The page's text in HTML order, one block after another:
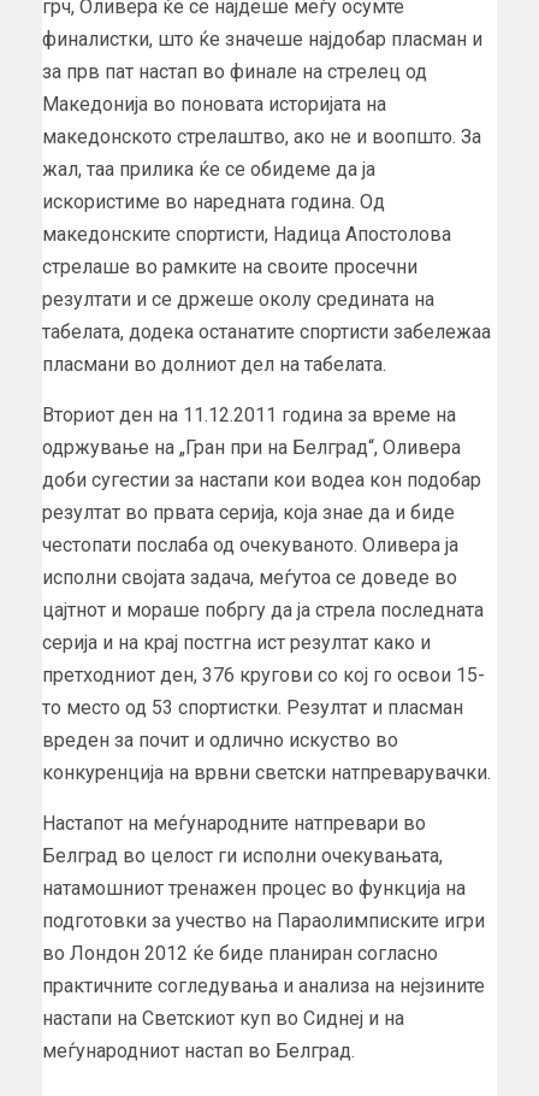
грч, Оливера ќе се најдеше меѓу осумте
финалистки, што ќе значеше најдобар пласман и
за прв пат настап во финале на стрелец од
Македонија во поновата историјата на
македонското стрелаштво, ако не и воопшто. За
жал, таа прилика ќе се обидеме да ја
искористиме во наредната година. Од
македонските спортисти, Надица Апостолова
стрелаше во рамките на своите просечни
резултати и се држеше околу средината на
табелата, додека останатите спортисти забележаа
пласмани во долниот дел на табелата.
Вториот ден на 11.12.2011 година за време на
одржување на „Гран при на Белград“, Оливера
доби сугестии за настапи кои водеа кон подобар
резултат во првата серија, која знае да и биде
честопати послаба од очекуваното. Оливера ја
исполни својата задача, меѓутоа се доведе во
цајтнот и мораше побргу да ја стрела последната
серија и на крај постгна ист резултат како и
претходниот ден, 376 кругови со кој го освои 15-
то место од 53 спортистки. Резултат и пласман
вреден за почит и одлично искуство во
конкуренција на врвни светски натпреварувачки.
Настапот на меѓународните натпревари во
Белград во целост ги исполни очекувањата,
натамошниот тренажен процес во функција на
подготовки за учество на Параолимписките игри
во Лондон 2012 ќе биде планиран согласно
практичните согледувања и анализа на нејзините
настапи на Светскиот куп во Сиднеј и на
меѓународниот настап во Белград.